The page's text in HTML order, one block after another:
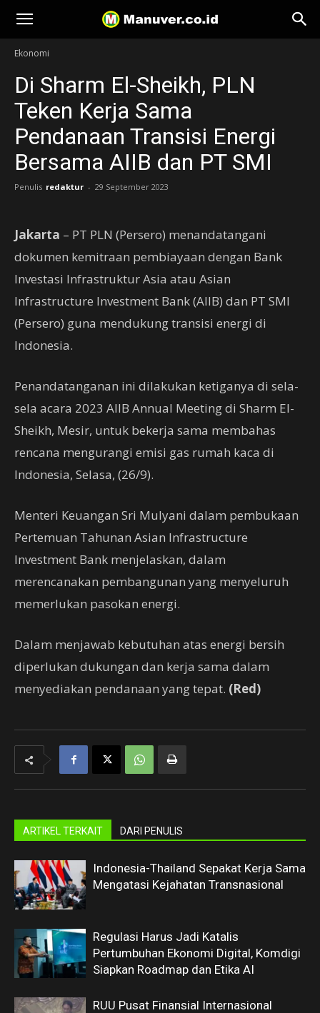
Manuver
Ekonomi
Di Sharm El-Sheikh, PLN
Teken Kerja Sama
Pendanaan Transisi Energi
Bersama AIIB dan PT SMI
Penulis redaktur - 29 September 2023
Jakarta – PT PLN (Persero) menandatangani
dokumen kemitraan pembiayaan dengan Bank
Investasi Infrastruktur Asia atau Asian
Infrastructure Investment Bank (AIIB) dan PT SMI
(Persero) guna mendukung transisi energi di
Indonesia.
Penandatanganan ini dilakukan ketiganya di sela-
sela acara 2023 AIIB Annual Meeting di Sharm El-
Sheikh, Mesir, untuk bekerja sama membahas
rencana mengurangi emisi gas rumah kaca di
Indonesia, Selasa, (26/9).
Menteri Keuangan Sri Mulyani dalam pembukaan
Pertemuan Tahunan Asian Infrastructure
Investment Bank menjelaskan, dalam
merencanakan pembangunan yang menyeluruh
memerlukan pasokan energi.
Dalam menjawab kebutuhan atas energi bersih
diperlukan dukungan dan kerja sama dalam
menyediakan pendanaan yang tepat. (Red)
ARTIKEL TERKAIT DARI PENULIS
Indonesia-Thailand Sepakat Kerja Sama
Mengatasi Kejahatan Transnasional
Regulasi Harus Jadi Katalis
Pertumbuhan Ekonomi Digital, Komdigi
Siapkan Roadmap dan Etika AI
RUU Pusat Finansial Internasional